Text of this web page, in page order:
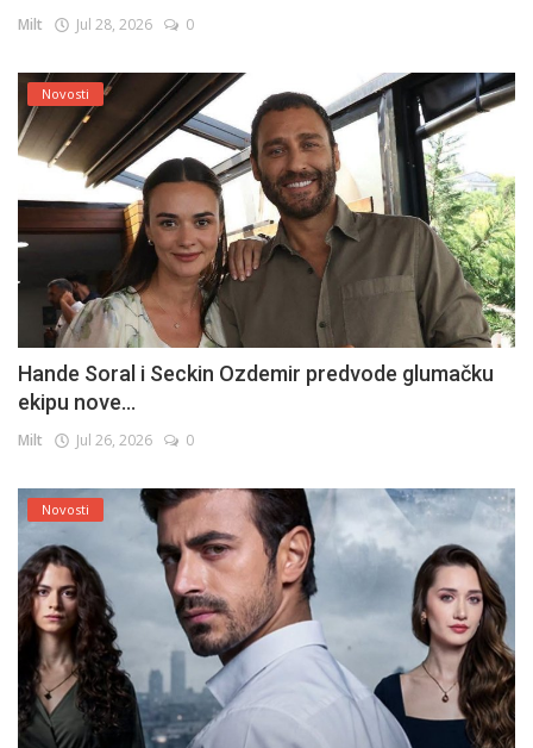
Milt Jul 28, 2026 0
Novosti
Hande Soral i Seckin Ozdemir predvode glumačku
ekipu nove...
Milt Jul 26, 2026 0
Novosti